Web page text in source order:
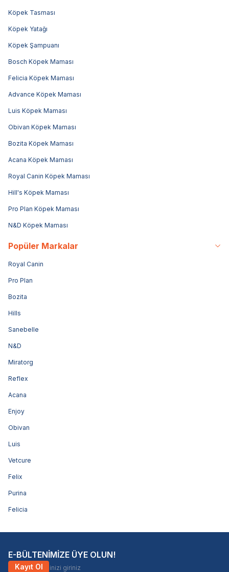
Köpek Tasması
Köpek Yatağı
Köpek Şampuanı
Bosch Köpek Maması
Felicia Köpek Maması
Advance Köpek Maması
Luis Köpek Maması
Obivan Köpek Maması
Bozita Köpek Maması
Acana Köpek Maması
Royal Canin Köpek Maması
Hill's Köpek Maması
Pro Plan Köpek Maması
N&D Köpek Maması
Popüler Markalar
Royal Canin
Pro Plan
Bozita
Hills
Sanebelle
N&D
Miratorg
Reflex
Acana
Enjoy
Obivan
Luis
Vetcure
Felix
Purina
Felicia
E-BÜLTENİMİZE ÜYE OLUN!
Kayıt Ol